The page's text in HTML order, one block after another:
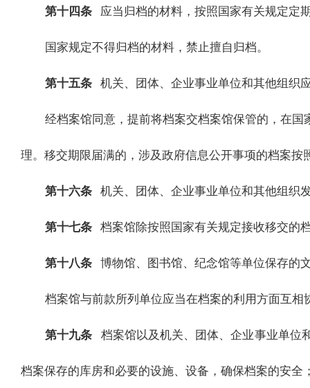
第十四条 应当归档的材料，按照国家有关规定定
国家规定不得归档的材料，禁止擅自归档。
第十五条 机关、团体、企业事业单位和其他组织
经档案馆同意，提前将档案交档案馆保管的，在
理。移交期限届满的，涉及政府信息公开事项的档案按
第十六条 机关、团体、企业事业单位和其他组织
第十七条 档案馆除按照国家有关规定接收移交的
第十八条 博物馆、图书馆、纪念馆等单位保存的
档案馆与前款所列单位应当在档案的利用方面互
第十九条 档案馆以及机关、团体、企业事业单位
档案保存的库房和必要的设施、设备，确保档案的安